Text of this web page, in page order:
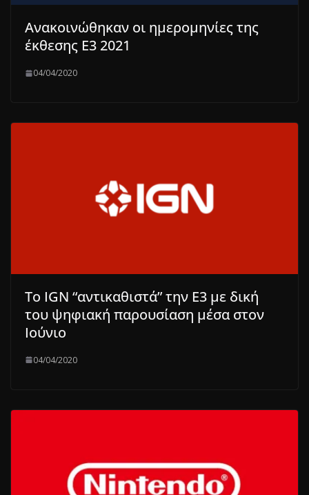
Ανακοινώθηκαν οι ημερομηνίες της
έκθεσης Ε3 2021
04/04/2020
To IGN “αντικαθιστά” την Ε3 με δική
του ψηφιακή παρουσίαση μέσα στον
Ιούνιο
04/04/2020